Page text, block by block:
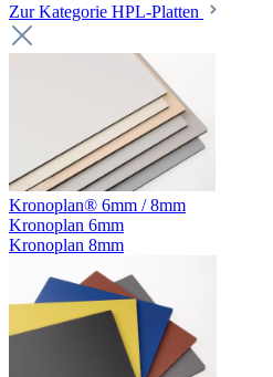
Zur Kategorie HPL-Platten
Kronoplan® 6mm / 8mm
Kronoplan 6mm
Kronoplan 8mm